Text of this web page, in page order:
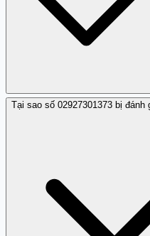
Số điện thoại
Tại sao số 02927301373 bị đánh